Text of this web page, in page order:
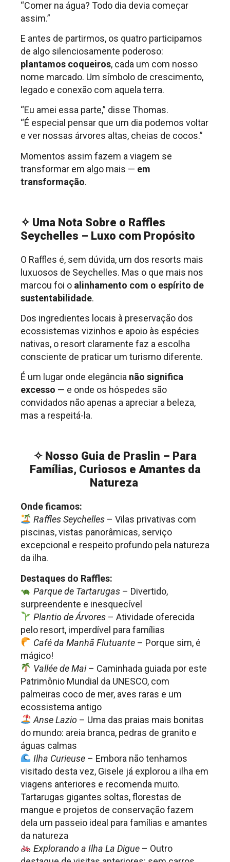
“Comer na água? Todo dia devia começar
assim.”
E antes de partirmos, os quatro participamos
de algo silenciosamente poderoso:
plantamos coqueiros, cada um com nosso
nome marcado. Um símbolo de crescimento,
legado e conexão com aquela terra.
“Eu amei essa parte,” disse Thomas.
“É especial pensar que um dia podemos voltar
e ver nossas árvores altas, cheias de cocos.”
Momentos assim fazem a viagem se
transformar em algo mais — em
transformação.
✧ Uma Nota Sobre o Raffles
Seychelles – Luxo com Propósito
O Raffles é, sem dúvida, um dos resorts mais
luxuosos de Seychelles. Mas o que mais nos
marcou foi o alinhamento com o espírito de
sustentabilidade.
Dos ingredientes locais à preservação dos
ecossistemas vizinhos e apoio às espécies
nativas, o resort claramente faz a escolha
consciente de praticar um turismo diferente.
É um lugar onde elegância não significa
excesso — e onde os hóspedes são
convidados não apenas a apreciar a beleza,
mas a respeitá-la.
✧ Nosso Guia de Praslin – Para
Famílias, Curiosos e Amantes da
Natureza
Onde ficamos:
Raffles Seychelles– Vilas privativas com
piscinas, vistas panorâmicas, serviço
excepcional e respeito profundo pela natureza
da ilha.
Destaques do Raffles:
Parque de Tartarugas– Divertido,
surpreendente e inesquecível
Plantio de Árvores– Atividade oferecida
pelo resort, imperdível para famílias
Café da Manhã Flutuante– Porque sim, é
mágico!
Vallée de Mai– Caminhada guiada por este
Patrimônio Mundial da UNESCO, com
palmeiras coco de mer, aves raras e um
ecossistema antigo
Anse Lazio– Uma das praias mais bonitas
do mundo: areia branca, pedras de granito e
águas calmas
Ilha Curieuse– Embora não tenhamos
visitado desta vez, Gisele já explorou a ilha em
viagens anteriores e recomenda muito.
Tartarugas gigantes soltas, florestas de
mangue e projetos de conservação fazem
dela um passeio ideal para famílias e amantes
da natureza
Explorando a Ilha La Digue– Outro